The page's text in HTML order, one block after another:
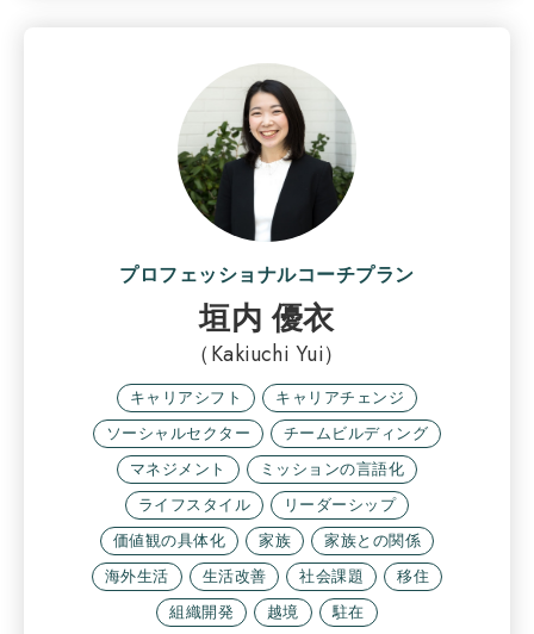
プロフェッショナルコーチプラン
垣内 優衣
（Kakiuchi Yui）
キャリアシフト
キャリアチェンジ
ソーシャルセクター
チームビルディング
マネジメント
ミッションの言語化
ライフスタイル
リーダーシップ
価値観の具体化
家族
家族との関係
海外生活
生活改善 社会課題
移住
組織開発
越境 駐在